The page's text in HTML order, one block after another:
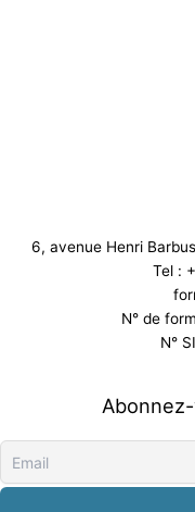
6, avenue Henri
Tel :
N° de
N°